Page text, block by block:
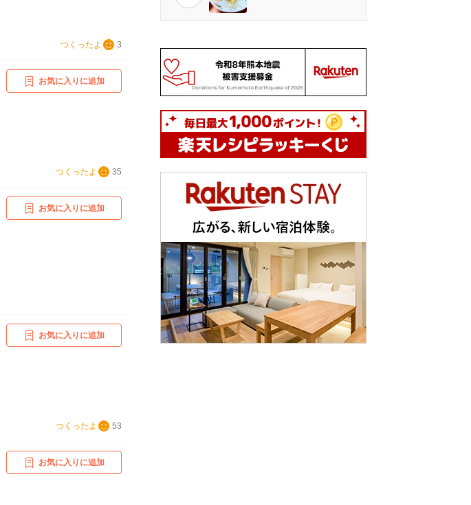
つくったよ 3
お気に入りに追加
つくったよ 35
お気に入りに追加
お気に入りに追加
つくったよ 53
お気に入りに追加